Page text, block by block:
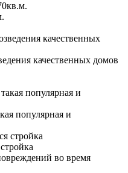
качественных домов
популярная и